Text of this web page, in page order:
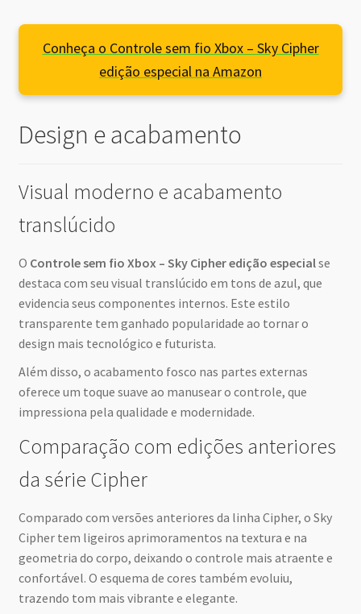
Conheça o Controle sem fio Xbox – Sky Cipher
edição especial na Amazon
Design e acabamento
Visual moderno e acabamento
translúcido
O Controle sem fio Xbox – Sky Cipher edição especialse
destaca com seu visual translúcido em tons de azul, que
evidencia seus componentes internos. Este estilo
transparente tem ganhado popularidade ao tornar o
design mais tecnológico e futurista.
Além disso, o acabamento fosco nas partes externas
oferece um toque suave ao manusear o controle, que
impressiona pela qualidade e modernidade.
Comparação com edições anteriores
da série Cipher
Comparado com versões anteriores da linha Cipher, o Sky
Cipher tem ligeiros aprimoramentos na textura e na
geometria do corpo, deixando o controle mais atraente e
confortável. O esquema de cores também evoluiu,
trazendo tom mais vibrante e elegante.